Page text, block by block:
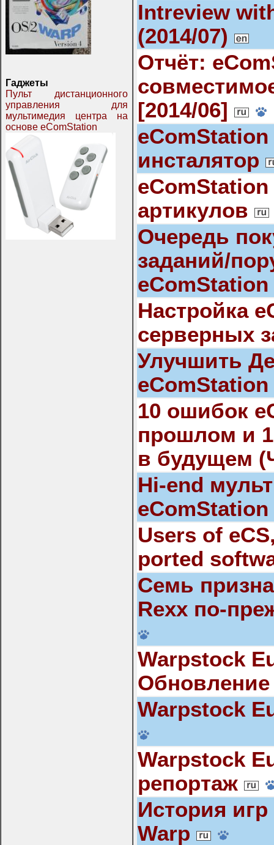
Гаджеты
Пульт дистанционного
управления для
мультимедия центра на
основе eComStation
Intreview
(2014/07)
Отчёт:
[2014/06]
инсталятор
артикулов
Очередь
заданий/
eComStation
Настройка
серверных
Улучшить
eComStation
10 ошибок
прошлом и
в будущем
Hi-end
eComStation
Users of
ported
Семь
Rexx по-
Warpstock
Обновление
Warpstock
Warpstock
репортаж
История
Warp